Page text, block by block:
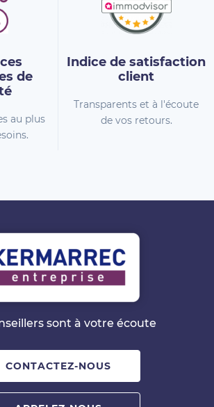
de
au plus
Indice de satisfaction
client
Transparents et à l'écoute
de vos retours.
sont à votre écoute
CONTACTEZ-NOUS